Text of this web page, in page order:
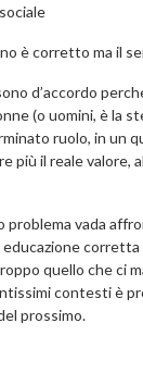
è corretto ma il
d’accordo
(o uomini, è la
ruolo, in un
più il reale valore,
problema vada
educazione
quello che ci
contesti è
prossimo.